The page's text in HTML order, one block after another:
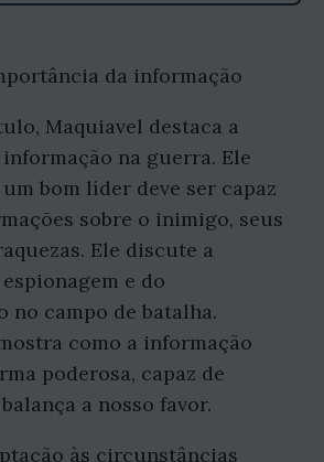
da informação
Maquiavel destaca a
na guerra. Ele
bom líder deve ser capaz
sobre o inimigo, seus
Ele discute a
e do
no campo de batalha.
como a informação
poderosa, capaz de
a nosso favor.
às circunstâncias